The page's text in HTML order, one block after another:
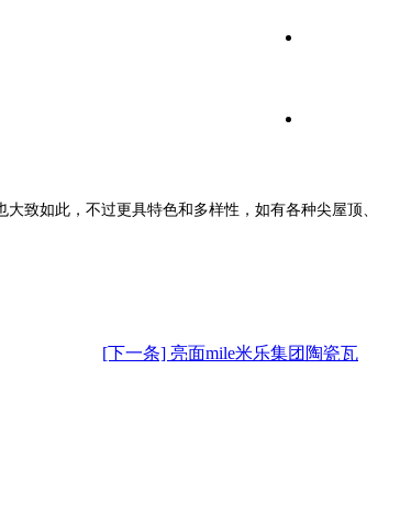
致如此，不过更具特色和多样性，如有各种尖屋顶、
[下一条] 亮面mile米乐集团陶瓷瓦